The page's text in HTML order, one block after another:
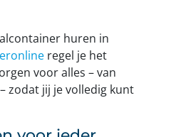
huren in
regel je het
voor alles – van
zodat jij je volledig kunt